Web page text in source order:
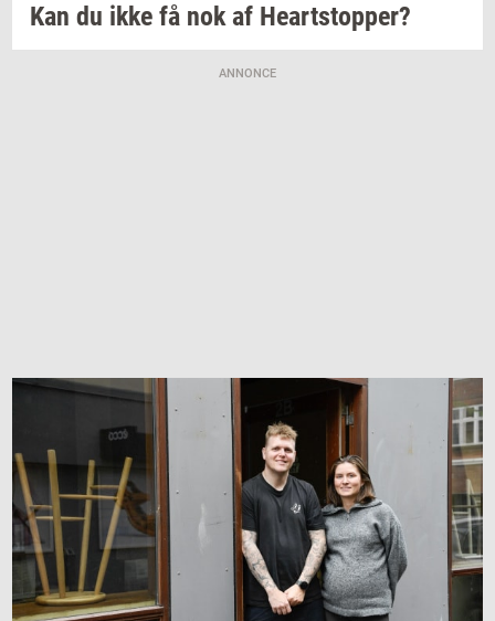
Kan du ikke få nok af Heart­stop­per?
ANNONCE